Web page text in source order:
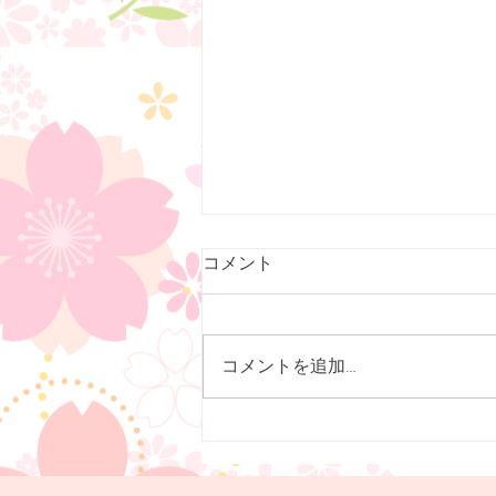
オンライン予約開始しました
７月１３日（月）より、高濃度ビ
オンライン予約を開始致しまし
た。ビタミンC点滴は２日前ま
で、産後ケアは３日前までの予約
（＾＾）
コメント
コメントを追加…